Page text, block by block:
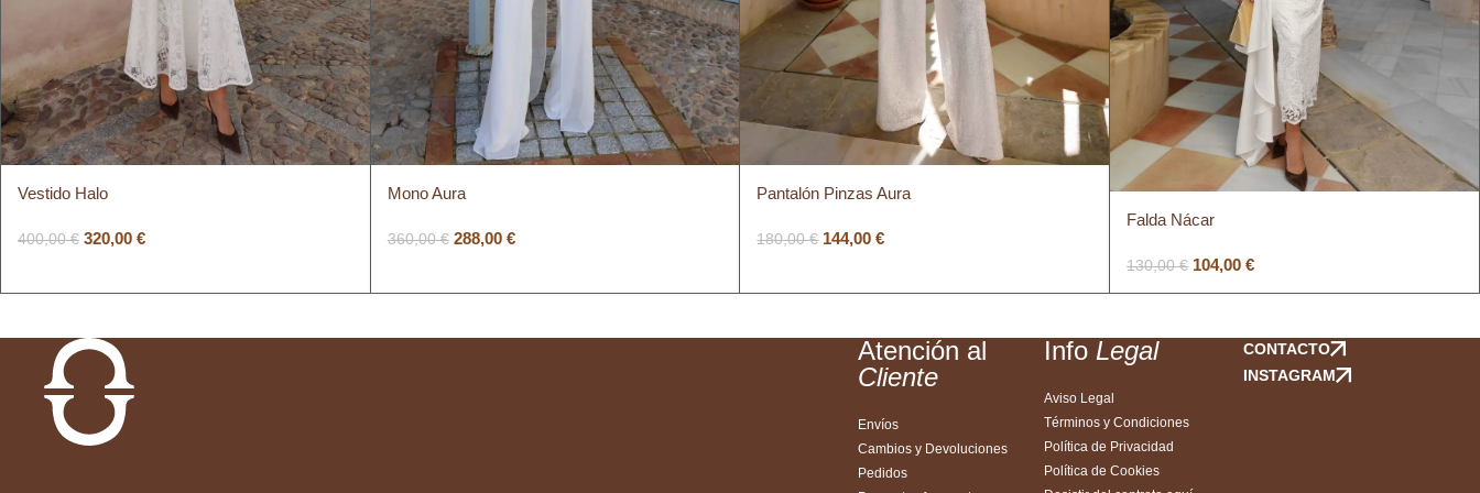
Vestido Halo
400,00€ 320,00 €
Mono Aura
360,00€ 288,00 €
Pantalón Pinzas Aura
180,00€ 144,00€
Falda Nácar
130,00€ 104,00€
Atención al
Cliente
Envíos
Cambios y Devoluciones
Pedidos
Info Legal
Aviso Legal
Términos y Condiciones
Política de Privacidad
Política de Cookies
CONTACTO
INSTAGRAM